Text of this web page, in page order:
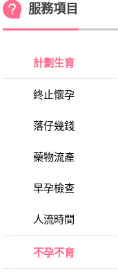
服務項目
計劃生育
終止懷孕
落仔幾錢
藥物流產
早孕檢查
人流時間
不孕不育